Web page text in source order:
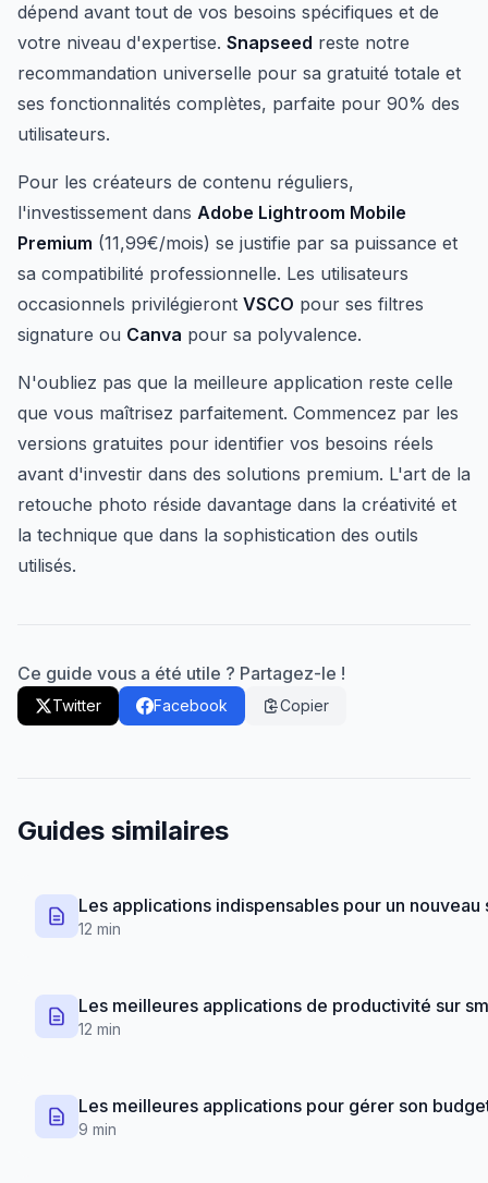
dépend avant tout de vos besoins spécifiques et de
votre niveau d'expertise. Snapseed reste notre
recommandation universelle pour sa gratuité totale et
ses fonctionnalités complètes, parfaite pour 90% des
utilisateurs.
Pour les créateurs de contenu réguliers,
l'investissement dans Adobe Lightroom Mobile
Premium (11,99€/mois) se justifie par sa puissance et
sa compatibilité professionnelle. Les utilisateurs
occasionnels privilégieront VSCO pour ses filtres
signature ou Canva pour sa polyvalence.
N'oubliez pas que la meilleure application reste celle
que vous maîtrisez parfaitement. Commencez par les
versions gratuites pour identifier vos besoins réels
avant d'investir dans des solutions premium. L'art de la
retouche photo réside davantage dans la créativité et
la technique que dans la sophistication des outils
utilisés.
Ce guide vous a été utile ? Partagez-le !
Twitter Facebook Copier
Guides similaires
Les applications indispensables pour un
12 min
Les meilleures applications de productivité sur
12 min
Les meilleures applications pour gérer son
9 min